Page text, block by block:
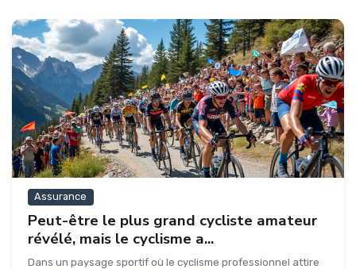
Assurance
Peut-être le plus grand cycliste amateur
révélé, mais le cyclisme a...
Dans un paysage sportif où le cyclisme professionnel attire